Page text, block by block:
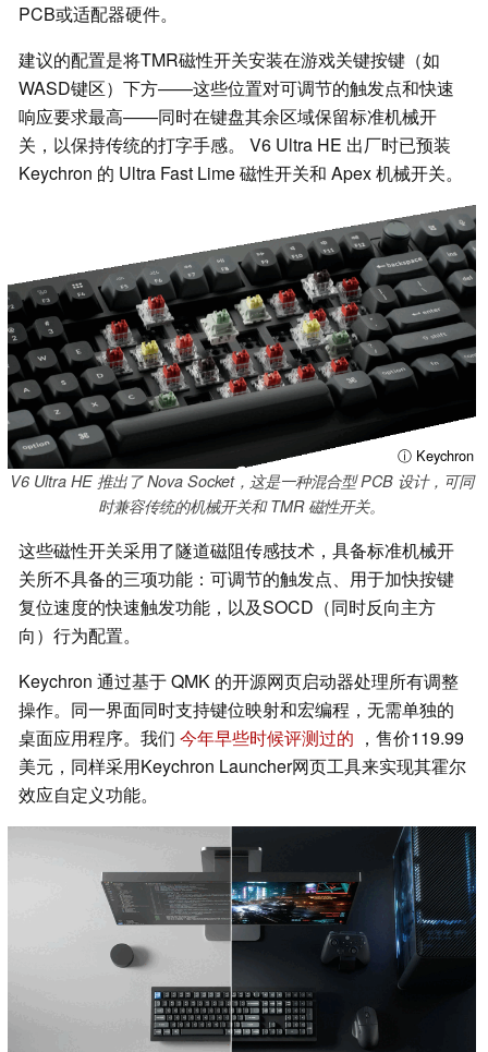
PCB或适配器硬件。
建议的配置是将TMR磁性开关安装在游戏关键按键（如
WASD键区）下方——这些位置对可调节的触发点和快速
响应要求最高——同时在键盘其余区域保留标准机械开
关，以保持传统的打字手感。 V6 Ultra HE 出厂时已预装
Keychron 的 Ultra Fast Lime 磁性开关和 Apex 机械开关。
ⓘ Keychron
V6 Ultra HE 推出了 Nova Socket，这是一种混合型 PCB 设计，可同
时兼容传统的机械开关和 TMR 磁性开关。
这些磁性开关采用了隧道磁阻传感技术，具备标准机械开
关所不具备的三项功能：可调节的触发点、用于加快按键
复位速度的快速触发功能，以及SOCD（同时反向主方
向）行为配置。
Keychron 通过基于 QMK 的开源网页启动器处理所有调整
操作。同一界面同时支持键位映射和宏编程，无需单独的
桌面应用程序。我们 今年早些时候评测过的 ，售价119.99
美元，同样采用Keychron Launcher网页工具来实现其霍尔
效应自定义功能。